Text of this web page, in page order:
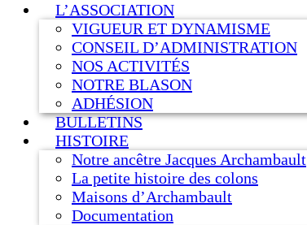
L’ASSOCIATION
VIGUEUR ET DYNAMISME
CONSEIL D’ADMINISTRATION
NOS ACTIVITÉS
NOTRE BLASON
ADHÉSION
BULLETINS
HISTOIRE
Notre ancêtre Jacques Archambault
La petite histoire des colons
Maisons d’Archambault
Documentation